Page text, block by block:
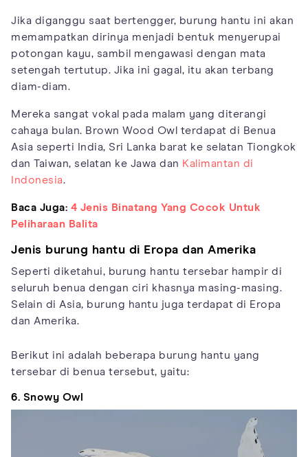
Jika diganggu saat bertengger, burung hantu ini akan
memampatkan dirinya menjadi bentuk menyerupai
potongan kayu, sambil mengawasi dengan mata
setengah tertutup. Jika ini gagal, itu akan terbang
diam-diam.
Mereka sangat vokal pada malam yang diterangi
cahaya bulan. Brown Wood Owl terdapat di Benua
Asia seperti India, Sri Lanka barat ke selatan Tiongkok
dan Taiwan, selatan ke Jawa dan Kalimantan di
Indonesia.
Baca Juga: 4 Jenis Binatang Yang Cocok Untuk
Peliharaan Balita
Jenis burung hantu di Eropa dan Amerika
Seperti diketahui, burung hantu tersebar hampir di
seluruh benua dengan ciri khasnya masing-masing.
Selain di Asia, burung hantu juga terdapat di Eropa
dan Amerika.
Berikut ini adalah beberapa burung hantu yang
tersebar di benua tersebut, yaitu:
6. Snowy Owl